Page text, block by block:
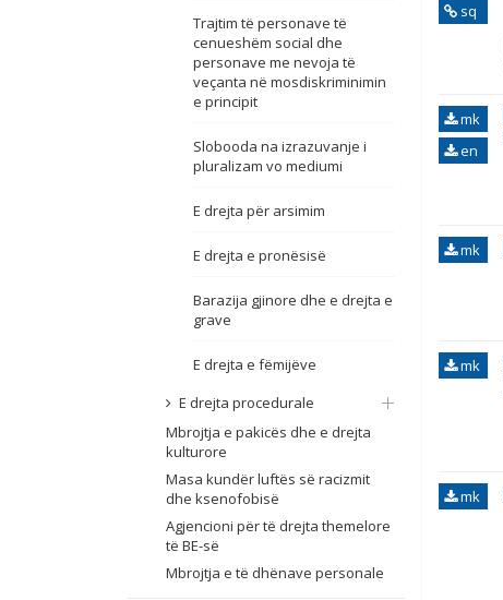
Trajtim të personave të
cenueshëm social dhe
personave me nevoja të
veçanta në mosdiskriminimin
e principit
Slobooda na izrazuvanje i
pluralizam vo mediumi
E drejta për arsimim
E drejta e pronësisë
Barazija gjinore dhe e drejta e
grave
E drejta e fëmijëve
E drejta procedurale
Mbrojtja e pakicës dhe e drejta
kulturore
Masa kundër luftës së racizmit
dhe ksenofobisë
Agjencioni për të drejta themelore
të BE-së
Mbrojtja e të dhënave personale
sq
mk
en
mk
mk
mk